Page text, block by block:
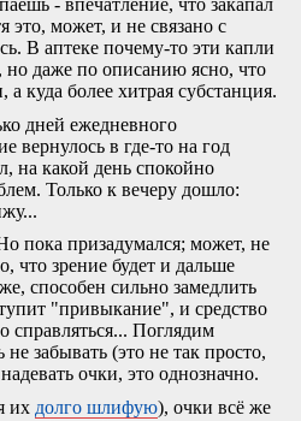
- впечатление, что закапал
это, может, и не связано с
В аптеке почему-то эти капли
даже по описанию ясно, что
куда более хитрая субстанция.
дней ежедневного
вернулось в где-то на год
на какой день спокойно
Только к вечеру дошло:
пока призадумался; может, не
что зрение будет и дальше
способен сильно замедлить
"привыкание", и средство
справляться... Поглядим
не забывать (это не так просто,
очки, это однозначно.
их долго шлифую), очки всё же